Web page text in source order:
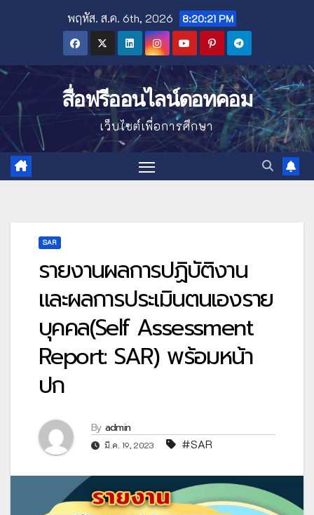
พฤหัส. ส.ค. 6th, 2026 8:20:23 PM
สื่อฟรีออนไลน์ดอทคอม
เว็บไซต์เพื่อการศึกษา
SAR
รายงานผลการปฏิบัติงาน
และผลการประเมินตนเองราย
บุคคล(Self Assessment
Report: SAR) พร้อมหน้า
ปก
By admin
มี.ค. 19, 2023 #SAR